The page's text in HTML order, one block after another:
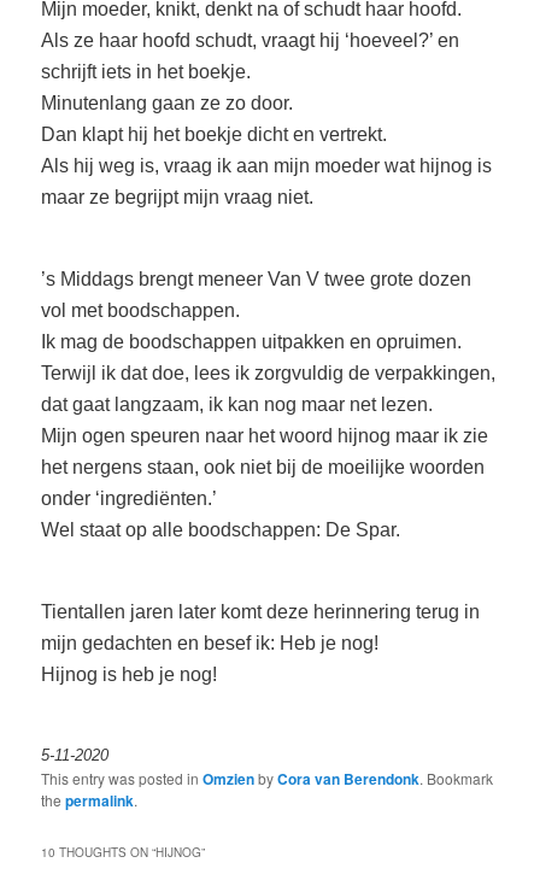
Mijn moeder, knikt, denkt na of schudt haar hoofd.
Als ze haar hoofd schudt, vraagt hij ‘hoeveel?’ en
schrijft iets in het boekje.
Minutenlang gaan ze zo door.
Dan klapt hij het boekje dicht en vertrekt.
Als hij weg is, vraag ik aan mijn moeder wat hijnog is
maar ze begrijpt mijn vraag niet.
’s Middags brengt meneer Van V twee grote dozen
vol met boodschappen.
Ik mag de boodschappen uitpakken en opruimen.
Terwijl ik dat doe, lees ik zorgvuldig de verpakkingen,
dat gaat langzaam, ik kan nog maar net lezen.
Mijn ogen speuren naar het woord hijnog maar ik zie
het nergens staan, ook niet bij de moeilijke woorden
onder ‘ingrediënten.’
Wel staat op alle boodschappen: De Spar.
Tientallen jaren later komt deze herinnering terug in
mijn gedachten en besef ik: Heb je nog!
Hijnog is heb je nog!
5-11-2020
This entry was posted inOmzienbyCora van Berendonk. Bookmark
thepermalink.
10 THOUGHTS ON “HIJNOG”